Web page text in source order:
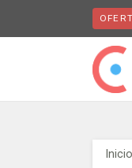
Inicio